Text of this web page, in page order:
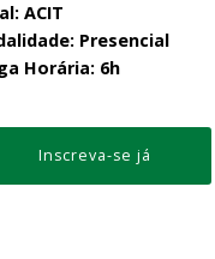
ACIT
Presencial
Horária: 6h
Inscreva-se já